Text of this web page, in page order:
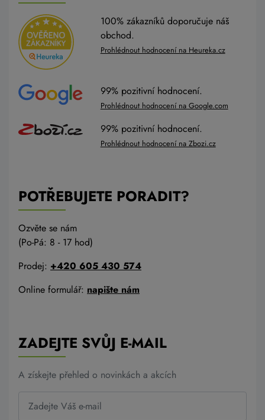
100% zákazníků doporučuje náš
obchod.
Prohlédnout hodnocení na Heureka.cz
99% pozitivní hodnocení.
Prohlédnout hodnocení na Google.com
99% pozitivní hodnocení.
Prohlédnout hodnocení na Zbozi.cz
POTŘEBUJETE PORADIT?
Ozvěte se nám
(Po-Pá: 8 - 17 hod)
Prodej: +420 605 430 574
Online formulář: napište nám
ZADEJTE SVŮJ E-MAIL
A získejte přehled o novinkách a akcích